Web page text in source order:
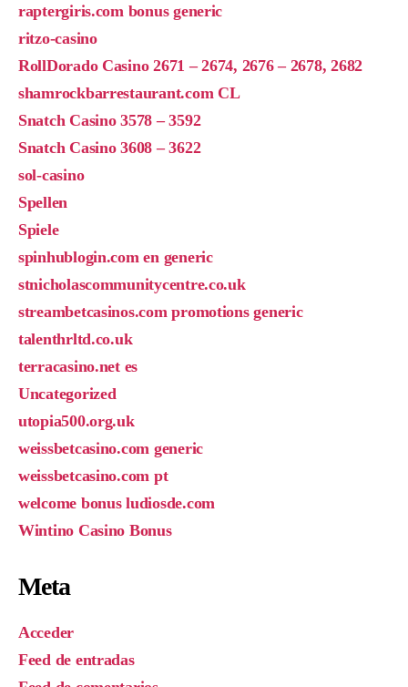
raptergiris.com bonus generic
ritzo-casino
RollDorado Casino 2671 – 2674, 2676 – 2678, 2682
shamrockbarrestaurant.com CL
Snatch Casino 3578 – 3592
Snatch Casino 3608 – 3622
sol-casino
Spellen
Spiele
spinhublogin.com en generic
stnicholascommunitycentre.co.uk
streambetcasinos.com promotions generic
talenthrltd.co.uk
terracasino.net es
Uncategorized
utopia500.org.uk
weissbetcasino.com generic
weissbetcasino.com pt
welcome bonus ludiosde.com
Wintino Casino Bonus
Meta
Acceder
Feed de entradas